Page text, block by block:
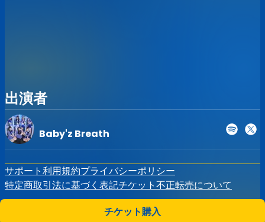
出演者
Baby'z Breath
チケット購入
サポート利用規約プライバシーポリシー
特定商取引法に基づく表記チケット不正転売について
無断複写・転載を禁じます。